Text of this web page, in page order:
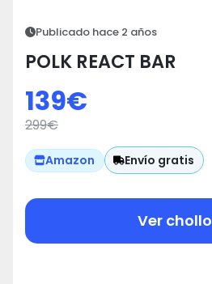
Publicado hace 2 años
POLK REACT BAR
139€
299€
Amazon Envío gratis
Ver chollo